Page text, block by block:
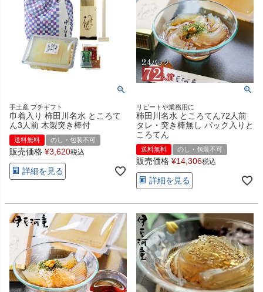
手土産 プチギフト
巾着入り 柿田川名水 ところて
ん3人前 木製突き棒付
送料無料 のし・包装不可
販売価格 ¥3,620税込
詳細を見る
リピートや業務用に
柿田川名水 ところてん72人前
タレ・突き棒無し パック入りと
ころてん
送料無料 のし・包装不可
販売価格 ¥14,306税込
詳細を見る